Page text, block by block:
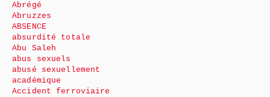
Abrégé
Abruzzes
ABSENCE
absurdité totale
Abu Saleh
abus sexuels
abusé sexuellement
académique
Accident ferroviaire